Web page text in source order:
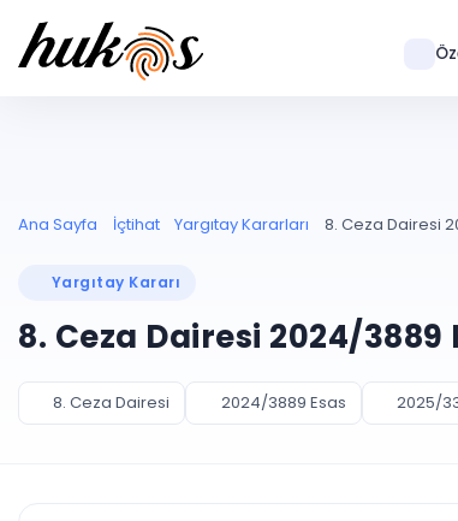
Ana Sayfa İçtihat Yargıtay Kararları 8. Ceza Dairesi
Yargıtay Kararı
8. Ceza Dairesi 2024/
8. Ceza Dairesi 2024/3889 Esas 2025/